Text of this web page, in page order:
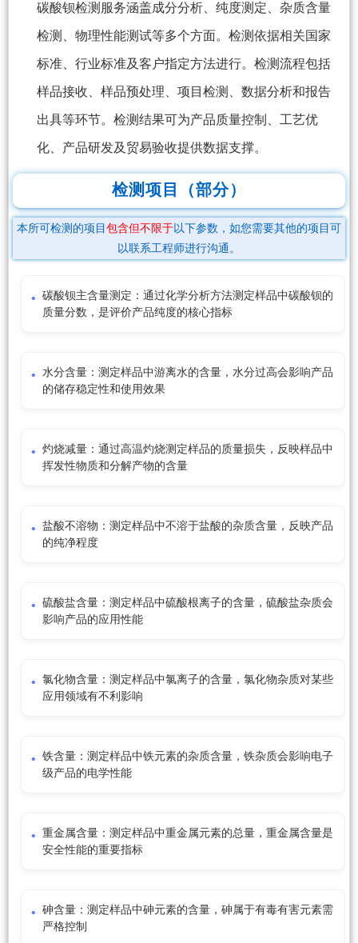
碳酸钡检测服务涵盖成分分析、纯度测定、杂质含量
检测、物理性能测试等多个方面。检测依据相关国家
标准、行业标准及客户指定方法进行。检测流程包括
样品接收、样品预处理、项目检测、数据分析和报告
出具等环节。检测结果可为产品质量控制、工艺优
化、产品研发及贸易验收提供数据支撑。
检测项目（部分）
本所可检测的项目 包含但不限于以下参数，如您需要其他的项目可
以联系工程师进行沟通。
碳酸钡主含量测定：通过化学分析方法测定样品中碳酸钡的
质量分数，是评价产品纯度的核心指标
水分含量：测定样品中游离水的含量，水分过高会影响产品
的储存稳定性和使用效果
灼烧减量：通过高温灼烧测定样品的质量损失，反映样品中
挥发性物质和分解产物的含量
盐酸不溶物：测定样品中不溶于盐酸的杂质含量，反映产品
的纯净程度
硫酸盐含量：测定样品中硫酸根离子的含量，硫酸盐杂质会
影响产品的应用性能
氯化物含量：测定样品中氯离子的含量，氯化物杂质对某些
应用领域有不利影响
铁含量：测定样品中铁元素的杂质含量，铁杂质会影响电子
级产品的电学性能
重金属含量：测定样品中重金属元素的总量，重金属含量是
安全性能的重要指标
砷含量：测定样品中砷元素的含量，砷属于有毒有害元素需
严格控制